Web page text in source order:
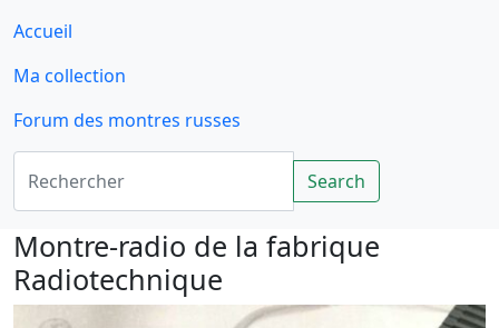
Accueil
Ma collection
Forum des montres russes
Rechercher
Search
Montre-radio de la fabrique
Radiotechnique